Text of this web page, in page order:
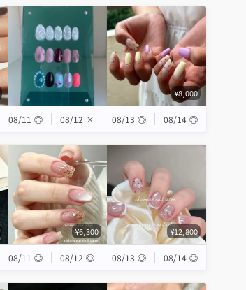
¥8,000
08/11 ◎ 08/12 × 08/13 ◎ 08/14 ◎
¥6,300 ¥12,800
08/11 ◎ 08/12 ◎ 08/13 ◎ 08/14 ◎